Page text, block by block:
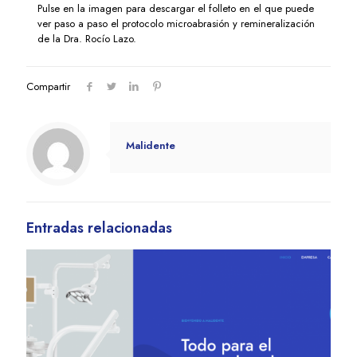
Pulse en la imagen para descargar el folleto en el que puede
ver paso a paso el protocolo microabrasión y remineralización
de la Dra. Rocío Lazo.
Compartir
Malidente
Entradas relacionadas